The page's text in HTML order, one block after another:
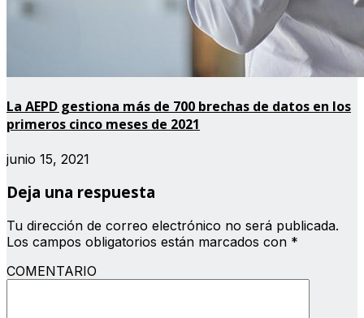
La AEPD gestiona más de 700 brechas de datos en los
primeros cinco meses de 2021
junio 15, 2021
Deja una respuesta
Tu dirección de correo electrónico no será publicada.
Los campos obligatorios están marcados con *
COMENTARIO